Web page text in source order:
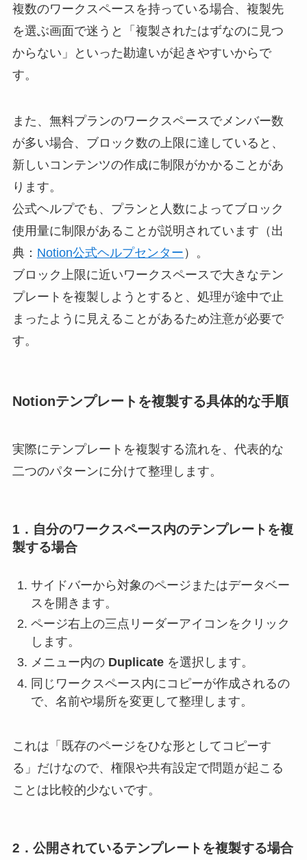
複数のワークスペースを持っている場合、複製先
を選ぶ画面で迷うと「複製されたはずなのに見つ
からない」といった勘違いが起きやすいからで
す。
また、無料プランのワークスペースでメンバー数
が多い場合、ブロック数の上限に達していると、
新しいコンテンツの作成に制限がかかることがあ
ります。
公式ヘルプでも、プランと人数によってブロック
使用量に制限があることが説明されています（出
典： Notion公式ヘルプセンター ）。
ブロック上限に近いワークスペースで大きなテン
プレートを複製しようとすると、処理が途中で止
まったように見えることがあるため注意が必要で
す。
Notionテンプレートを複製する具体的な手順
実際にテンプレートを複製する流れを、代表的な
二つのパターンに分けて整理します。
1．自分のワークスペース内のテンプレートを複
製する場合
サイドバーから対象のページまたはデータベー
スを開きます。
ページ右上の三点リーダーアイコンをクリック
します。
メニュー内の Duplicateを選択します。
同じワークスペース内にコピーが作成されるの
で、名前や場所を変更して整理します。
これは「既存のページをひな形としてコピーす
る」だけなので、権限や共有設定で問題が起こる
ことは比較的少ないです。
2．公開されているテンプレートを複製する場合